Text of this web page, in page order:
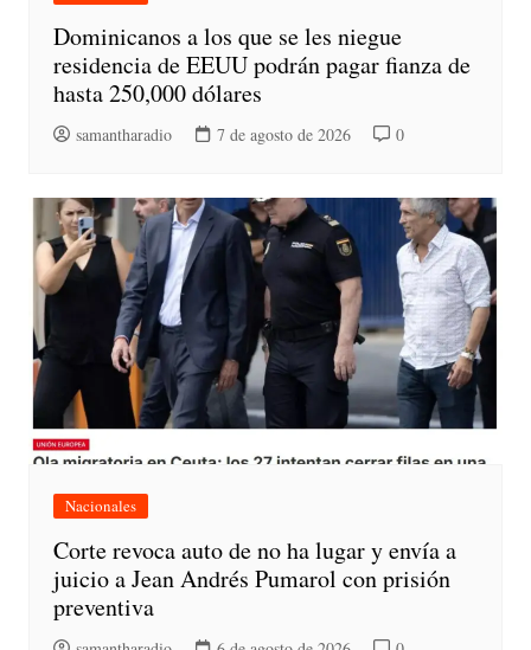
Dominicanos a los que se les niegue
residencia de EEUU podrán pagar fianza de
hasta 250,000 dólares
samantharadio 7 de agosto de 2026 0
Nacionales
Corte revoca auto de no ha lugar y envía a
juicio a Jean Andrés Pumarol con prisión
preventiva